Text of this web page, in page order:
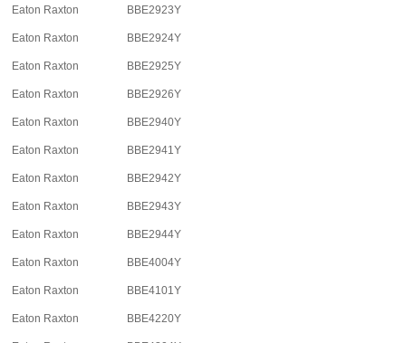
Eaton Raxton BBE2923Y
Eaton Raxton BBE2924Y
Eaton Raxton BBE2925Y
Eaton Raxton BBE2926Y
Eaton Raxton BBE2940Y
Eaton Raxton BBE2941Y
Eaton Raxton BBE2942Y
Eaton Raxton BBE2943Y
Eaton Raxton BBE2944Y
Eaton Raxton BBE4004Y
Eaton Raxton BBE4101Y
Eaton Raxton BBE4220Y